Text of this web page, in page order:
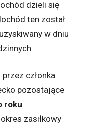
dzieli się
ten został
w dniu
przez członka
pozostające
roku
zasiłkowy